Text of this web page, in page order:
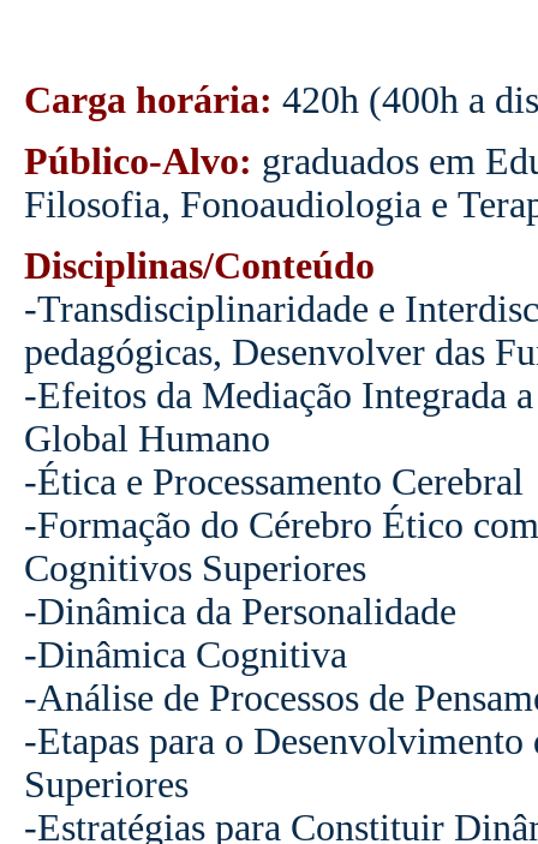
Carga horária: 420h (400h a
Público-Alvo: graduados em
Filosofia, Fonoaudiologia e
Disciplinas/Conteúdo
-Transdisciplinaridade e
pedagógicas, Desenvolver das
-Efeitos da Mediação Integrada
Global Humano
-Ética e Processamento Cerebral
-Formação do Cérebro Ético
Cognitivos Superiores
-Dinâmica da Personalidade
-Dinâmica Cognitiva
-Análise de Processos de
-Etapas para o
Superiores
-Estratégias para Constituir